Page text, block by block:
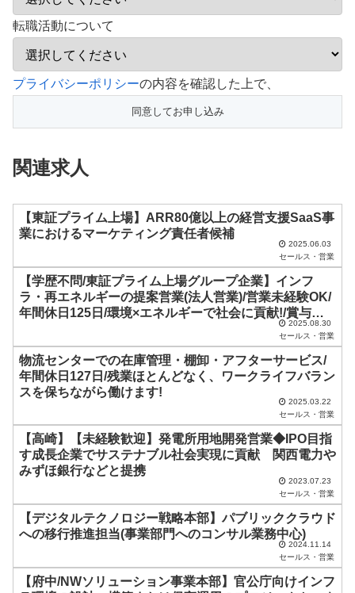
転職活動について
こ
フ
ー
は
ま
に
し
て
さ
。
プライバシーポリシーの内容を確認した上で、
関連求人
【東証プライム上場】ARR80億以上の経営支援SaaS事
業におけるマーケティング責任者候補
2025.06.03
セールス・営業
【学歴不問/東証プライム上場グループ企業】インフ
ラ・再エネルギーの提案営業(法人営業)/営業未経験OK/
年間休日125日/環境×エネルギーで社会に貢献!/賞与年2
2025.08.30
セールス・営業
物流センターでの在庫管理・棚卸・アフターサービス/
年間休日127日/残業ほとんどなく、ワークライフバラン
スを保ちながら働けます!
2025.03.22
セールス・営業
【高崎】【未経験歓迎】発電所用地開発営業◆IPO目指
す成長企業でサステナブル社会実現に貢献 関西電力や
みずほ銀行などと提携
2023.07.23
セールス・営業
【デジタルテクノロジー戦略本部】パブリッククラウド
への移行推進担当(事業部門へのコンサル業務中心)
2024.11.14
セールス・営業
【府中/NWソリューション事業本部】官公庁向けインフ